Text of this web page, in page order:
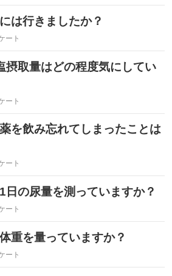
は行きましたか？
ート
摂取量はどの程度気にしてい
ート
を飲み忘れてしまったことは
ート
日の尿量を測っていますか？
ート
重を量っていますか？
ート